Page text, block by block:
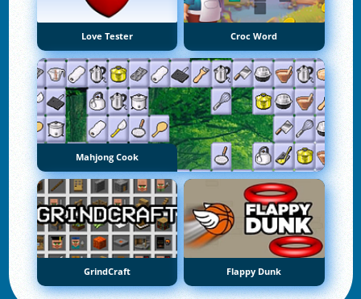
Love Tester Croc Word
Mahjong Cook
GrindCraft Flappy Dunk